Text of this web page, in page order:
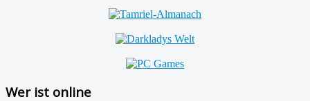
Wer ist online